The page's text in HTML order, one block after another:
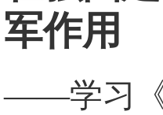
军作用
——学习《